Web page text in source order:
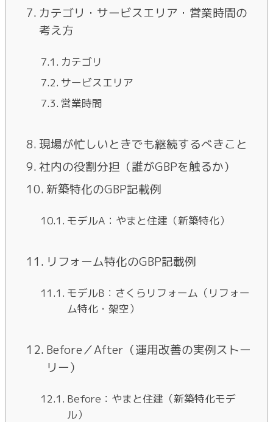
カテゴリ・サービスエリア・営業時間の
考え方
カテゴリ
サービスエリア
営業時間
現場が忙しいときでも継続するべきこと
社内の役割分担（誰がGBPを触るか）
新築特化のGBP記載例
モデルA：やまと住建（新築特化）
リフォーム特化のGBP記載例
モデルB：さくらリフォーム（リフォー
ム特化・架空）
Before／After（運用改善の実例ストー
リー）
Before：やまと住建（新築特化モデ
ル）